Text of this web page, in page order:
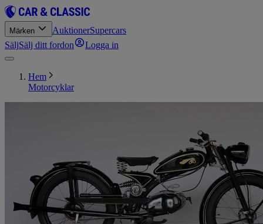
Märken AuktionerSupercars
SäljSälj ditt fordon Logga in
Hem
Motorcyklar